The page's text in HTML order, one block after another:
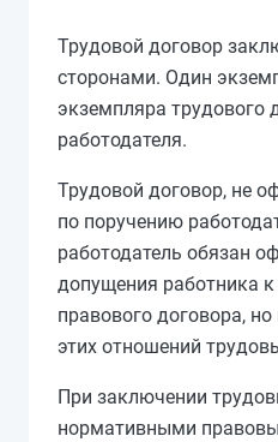
Трудовой договор
сторонами. Один
экземпляра трудового
работодателя.
Трудовой договор, не
по поручению
работодатель обязан
допущения работника к
правового договора,
этих отношений
При заключении
нормативными